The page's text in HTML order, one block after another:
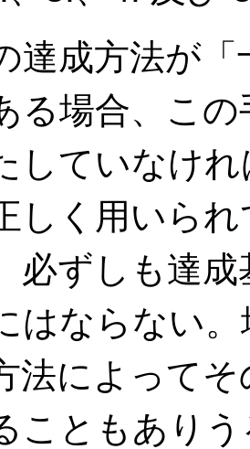
達成方法が
る場合、こ
していなけ
しく用いら
必ずしも達
はならない
法によって
こともあり